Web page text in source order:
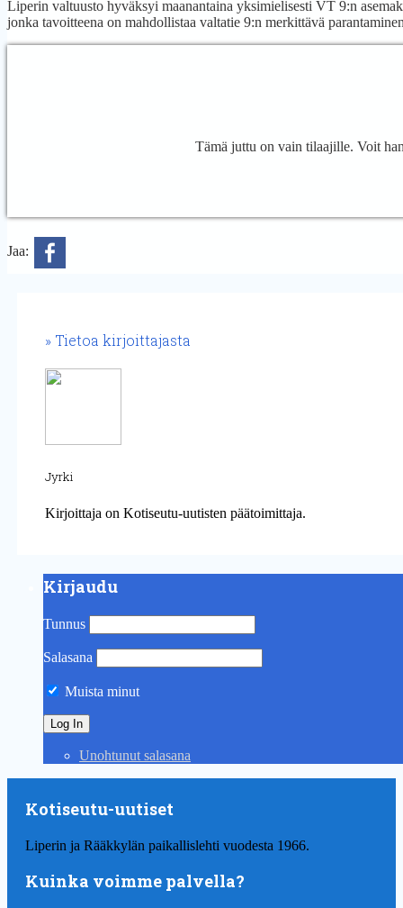
Liperin valtuusto hyväksyi maanantaina yksimielisesti VT 9:n
jonka tavoitteena on mahdollistaa valtatie 9:n merkittävä
Tämä juttu on vain tilaajille. Voit
Jaa:
Tietoa kirjoittajasta
Jyrki
Kirjoittaja on Kotiseutu-uutisten päätoimittaja.
Kirjaudu
Tunnus
Salasana
Muista minut
Unohtunut salasana
Kotiseutu-uutiset
Liperin ja Rääkkylän paikallislehti vuodesta 1966.
Kuinka voimme palvella?